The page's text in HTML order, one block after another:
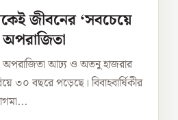
জীবনের ‘সবচেয়ে
অপরাজিতা আঢ্য ও অতনু হাজরার
৩০ বছরে পড়েছে। বিবাহবার্ষিকীর